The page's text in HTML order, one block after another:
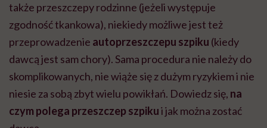
także przeszczepy rodzinne (jeżeli występuje
zgodność tkankowa), niekiedy możliwe jest też
przeprowadzenie autoprzeszczepu szpiku (kiedy
dawcą jest sam chory). Sama procedura nie należy do
skomplikowanych, nie wiąże się z dużym ryzykiem i nie
niesie za sobą zbyt wielu powikłań. Dowiedz się, na
czym polega przeszczep szpikui jak można zostać